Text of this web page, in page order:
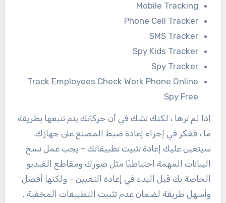
Mobile Tracking
Phone Cell Tracker
SMS Tracker
Spy Kids Tracker
Spy Tracker
Track Employees Check Work Phone Online
Spy Free
إذا لم ترها ، لكنك تشك في أن حركاتك يتم تتبعها بطريقة
ما ، ففكر في إجراء إعادة ضبط المصنع على جهازك.
سيتعين عليك إعادة تثبيت تطبيقاتك – يجب عمل نسخ
البيانات المهمة احتياطيًا مثل صورك ومقاطع الفيديو
الخاصة بك قبل البدء في إعادة التعيين – ولكنها أفضل
وأسهل طريقة لضمان عدم تثبيت التطبيقات المخفية .